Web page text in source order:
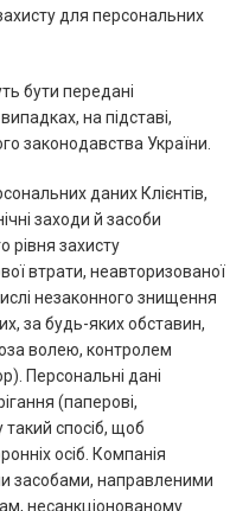
для персональних
бути передані
на підставі,
законодавства України.
даних Клієнтів,
заходи й засоби
рівня захисту
втрати, неавторизованої
незаконного знищення
за будь-яких обставин,
волею, контролем
Персональні дані
(паперові,
такий спосіб, щоб
осіб. Компанія
засобами, направленими
несанкціонованому